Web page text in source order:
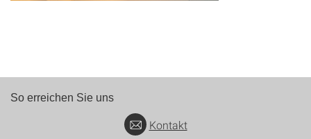
So erreichen Sie uns
Kontakt